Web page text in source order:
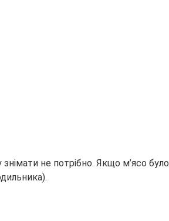
знімати не потрібно. Якщо м’ясо